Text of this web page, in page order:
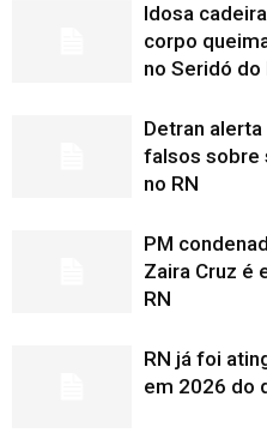
Idosa
corpo
no Seridó do
Detran
falsos sobre
no RN
PM
Zaira Cruz é
RN
RN já foi
em 2026 do